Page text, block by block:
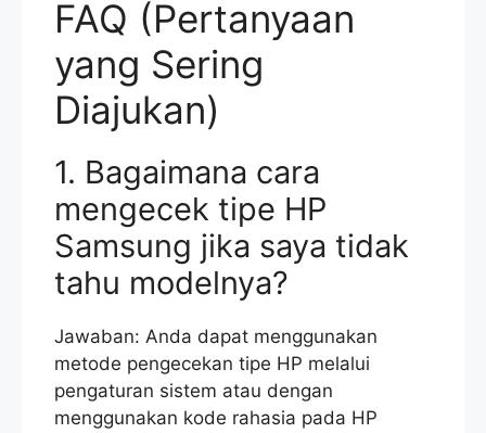
FAQ (Pertanyaan
yang Sering
Diajukan)
1. Bagaimana cara
mengecek tipe HP
Samsung jika saya tidak
tahu modelnya?
Jawaban: Anda dapat menggunakan
metode pengecekan tipe HP melalui
pengaturan sistem atau dengan
menggunakan kode rahasia pada HP